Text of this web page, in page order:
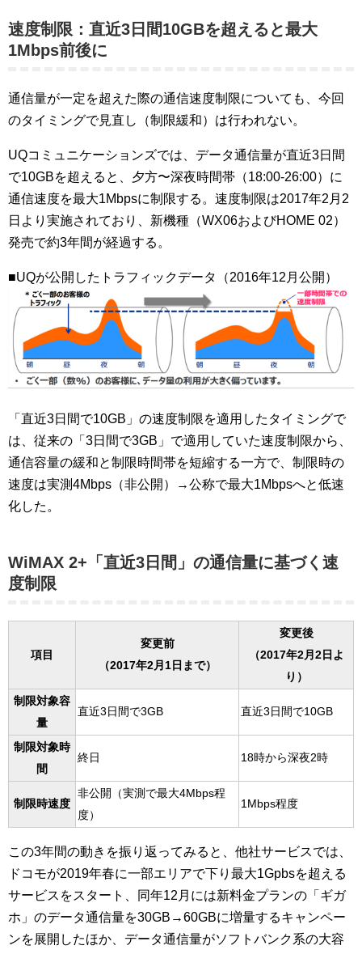
速度制限：直近3日間10GBを超えると最大
1Mbps前後に
通信量が一定を超えた際の通信速度制限についても、今回
のタイミングで見直し（制限緩和）は行われない。
UQコミュニケーションズでは、データ通信量が直近3日間
で10GBを超えると、夕方〜深夜時間帯（18:00-26:00）に
通信速度を最大1Mbpsに制限する。速度制限は2017年2月2
日より実施されており、新機種（WX06およびHOME 02）
発売で約3年間が経過する。
■UQが公開したトラフィックデータ（2016年12月公開）
「直近3日間で10GB」の速度制限を適用したタイミングで
は、従来の「3日間で3GB」で適用していた速度制限から、
通信容量の緩和と制限時間帯を短縮する一方で、制限時の
速度は実測4Mbps（非公開）→公称で最大1Mbpsへと低速
化した。
WiMAX 2+「直近3日間」の通信量に基づく速
度制限
項目
変更前
（2017年2月1日まで）
変更後
（2017年2月2日よ
り）
制限対象容
量
直近3日間で3GB 直近3日間で10GB
制限対象時
間
終日 18時から深夜2時
制限時速度
非公開（実測で最大4Mbps程
度）
1Mbps程度
この3年間の動きを振り返ってみると、他社サービスでは、
ドコモが2019年春に一部エリアで下り最大1Gpbsを超える
サービスをスタート、同年12月には新料金プランの「ギガ
ホ」のデータ通信量を30GB→60GBに増量するキャンペー
ンを展開したほか、データ通信量がソフトバンク系の大容